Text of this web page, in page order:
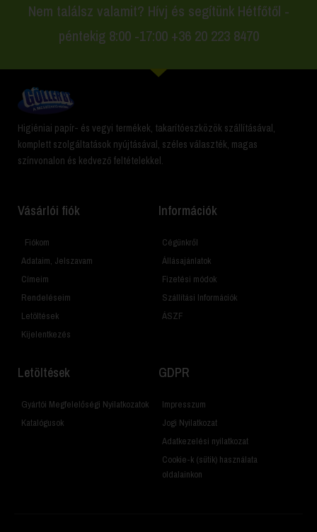
Nem találsz valamit? Hívj és segítünk Hétfőtől -
péntekig 8:00 -17:00 +36 20 223 8470
Higiéniai papír- és vegyi termékek, takarítóeszközök szállításával,
komplett szolgáltatások nyújtásával, széles választék, magas
színvonalon és kedvező feltételekkel.
Vásárlói fiók
Fiókom
Adataim, Jelszavam
Címeim
Rendeléseim
Letöltések
Kijelentkezés
Információk
Cégünkről
Állásajánlatok
Fizetési módok
Szállítási Információk
ÁSZF
Letöltések
Gyártói Megfelelőségi Nyilatkozatok
Katalógusok
GDPR
Impresszum
Jogi Nyilatkozat
Adatkezelési nyilatkozat
Cookie-k (sütik) használata
oldalainkon